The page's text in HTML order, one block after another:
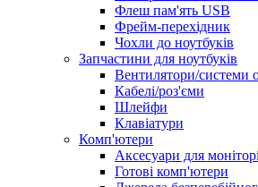
Флеш пам'ять USB
Фрейм-перехідник
Чохли до ноутбуків
Запчастини для ноутбуків
Вентилятори/системи
Кабелі/роз'єми
Шлейфи
Клавіатури
Комп'ютери
Аксесуари для
Готові комп'ютери